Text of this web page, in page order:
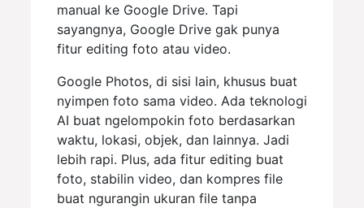
manual ke Google Drive. Tapi
sayangnya, Google Drive gak punya
fitur editing foto atau video.
Google Photos, di sisi lain, khusus buat
nyimpen foto sama video. Ada teknologi
AI buat ngelompokin foto berdasarkan
waktu, lokasi, objek, dan lainnya. Jadi
lebih rapi. Plus, ada fitur editing buat
foto, stabilin video, dan kompres file
buat ngurangin ukuran file tanpa